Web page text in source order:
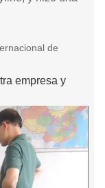
de
empresa y